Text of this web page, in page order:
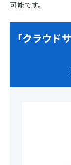
可能です。
「クラウド